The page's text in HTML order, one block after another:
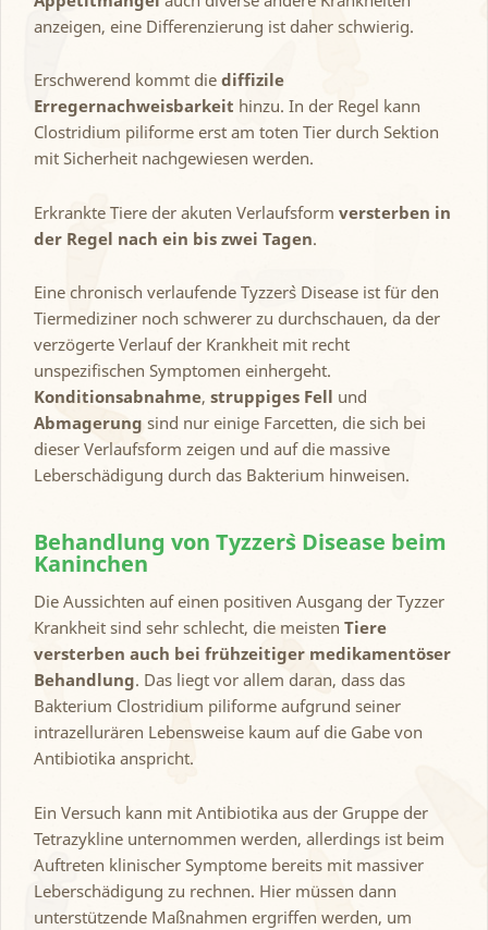
anzeigen, eine Differenzierung ist daher schwierig.
Erschwerend kommt die diffizile
Erregernachweisbarkeit hinzu. In der Regel kann
Clostridium piliforme erst am toten Tier durch Sektion
mit Sicherheit nachgewiesen werden.
Erkrankte Tiere der akuten Verlaufsform versterben in
der Regel nach ein bis zwei Tagen.
Eine chronisch verlaufende Tyzzer`s Disease ist für den
Tiermediziner noch schwerer zu durchschauen, da der
verzögerte Verlauf der Krankheit mit recht
unspezifischen Symptomen einhergeht.
Konditionsabnahme, struppiges Fell und
Abmagerung sind nur einige Farcetten, die sich bei
dieser Verlaufsform zeigen und auf die massive
Leberschädigung durch das Bakterium hinweisen.
Behandlung von Tyzzer`s Disease beim
Kaninchen
Die Aussichten auf einen positiven Ausgang der Tyzzer
Krankheit sind sehr schlecht, die meisten Tiere
versterben auch bei frühzeitiger medikamentöser
Behandlung. Das liegt vor allem daran, dass das
Bakterium Clostridium piliforme aufgrund seiner
intrazellurären Lebensweise kaum auf die Gabe von
Antibiotika anspricht.
Ein Versuch kann mit Antibiotika aus der Gruppe der
Tetrazykline unternommen werden, allerdings ist beim
Auftreten klinischer Symptome bereits mit massiver
Leberschädigung zu rechnen. Hier müssen dann
unterstützende Maßnahmen ergriffen werden, um